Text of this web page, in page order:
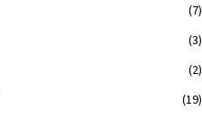
(7)
(3)
(2)
(19)